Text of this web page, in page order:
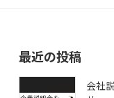
最近の投稿
会社